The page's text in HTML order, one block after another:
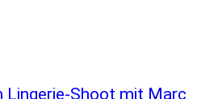
Lingerie-Shoot mit Marc